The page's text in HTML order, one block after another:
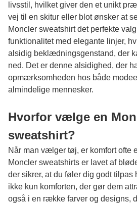
livsstil, hvilket giver den et unikt
vej til en skitur eller blot ønsker at
Moncler sweatshirt det perfekte
funktionalitet med elegante linjer,
alsidig beklædningsgenstand, der
ned. Det er denne alsidighed, der
opmærksomheden hos både
almindelige mennesker.
Hvorfor vælge en
sweatshirt?
Når man vælger tøj, er komfort ofte
Moncler sweatshirts er lavet af
der sikrer, at du føler dig godt tilpas
ikke kun komforten, der gør dem
også i en række farver og designs,